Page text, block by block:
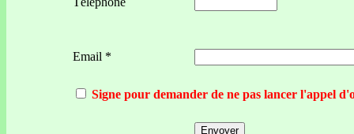
Email *
Signe pour demander de ne pas lancer l'appel